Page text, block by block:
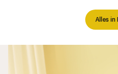
Alles in